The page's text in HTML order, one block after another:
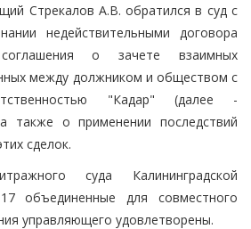
Стрекалов А.В. обратился в суд с
недействительными договора
о зачете взаимных
между должником и обществом с
"Кадар" (далее -
также о применении последствий
сделок.
суда Калининградской
объединенные для совместного
управляющего удовлетворены.